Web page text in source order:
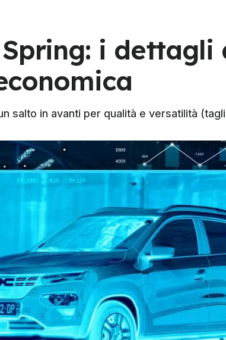
i dettagli
salto in avanti per qualità e versatilità